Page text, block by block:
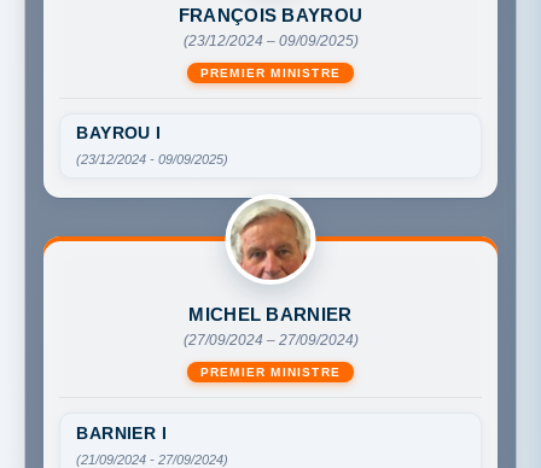
FRANÇOIS BAYROU
(23/12/2024 – 09/09/2025)
PREMIER MINISTRE
BAYROU I
(23/12/2024 - 09/09/2025)
MICHEL BARNIER
(27/09/2024 – 27/09/2024)
PREMIER MINISTRE
BARNIER I
(21/09/2024 - 27/09/2024)